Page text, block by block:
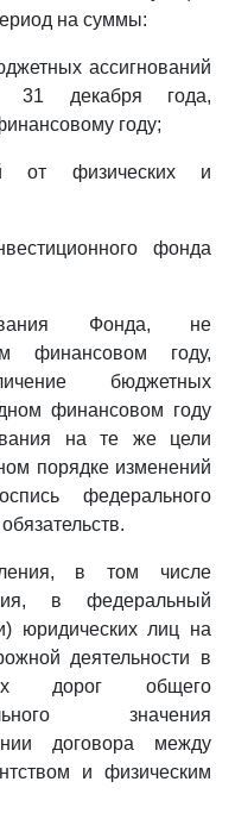
на суммы:
ассигнований
декабря года,
году;
от физических и
фонда
Фонда, не
финансовом году,
бюджетных
финансовом году
на те же цели
порядке изменений
федерального
в том числе
в федеральный
юридических лиц на
деятельности в
дорог общего
значения
договора между
и физическим